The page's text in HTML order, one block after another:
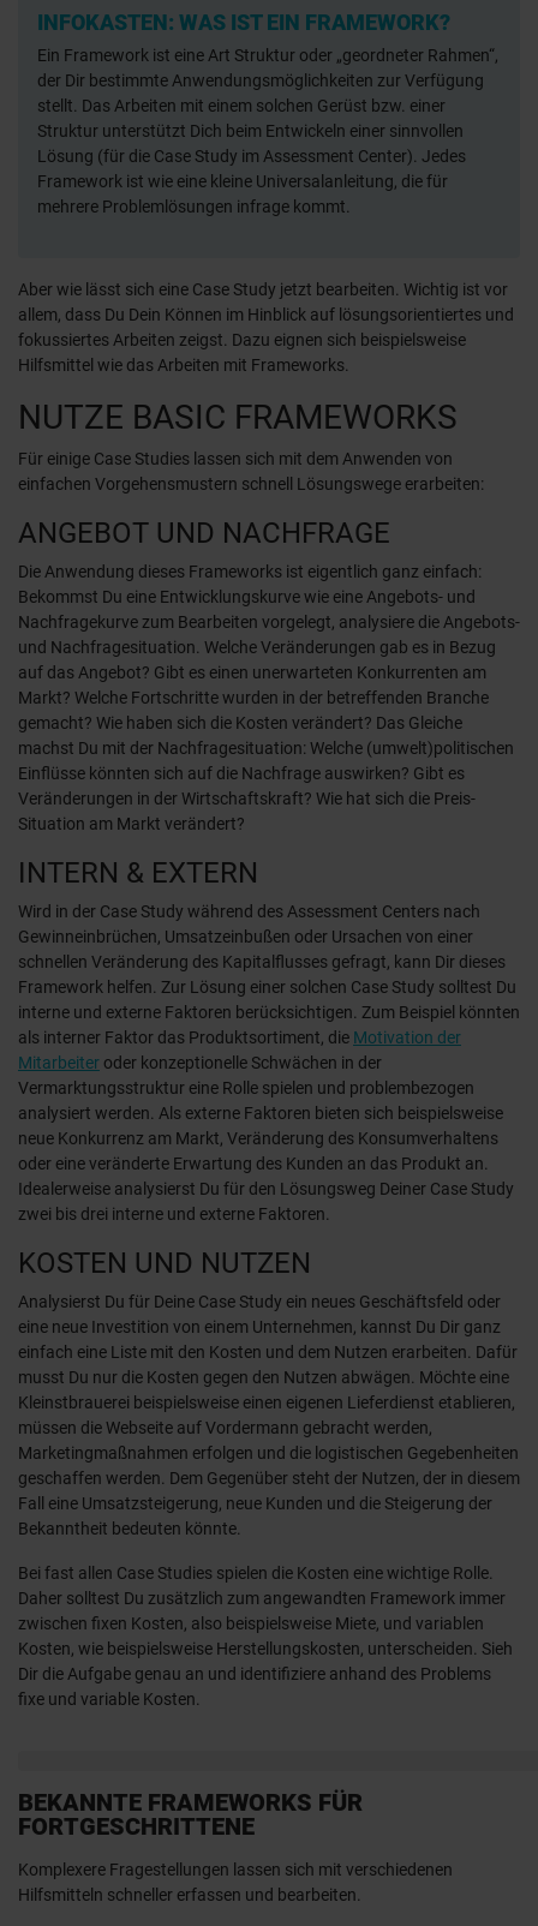
INFOKASTEN: WAS IST EIN FRAMEWORK?
Ein Framework ist eine Art Struktur oder „geordneter Rahmen“,
der Dir bestimmte Anwendungsmöglichkeiten zur Verfügung
stellt. Das Arbeiten mit einem solchen Gerüst bzw. einer
Struktur unterstützt Dich beim Entwickeln einer sinnvollen
Lösung (für die Case Study im Assessment Center). Jedes
Framework ist wie eine kleine Universalanleitung, die für
mehrere Problemlösungen infrage kommt.
Aber wie lässt sich eine Case Study jetzt bearbeiten. Wichtig ist vor
allem, dass Du Dein Können im Hinblick auf lösungsorientiertes und
fokussiertes Arbeiten zeigst. Dazu eignen sich beispielsweise
Hilfsmittel wie das Arbeiten mit Frameworks.
NUTZE BASIC FRAMEWORKS
Für einige Case Studies lassen sich mit dem Anwenden von
einfachen Vorgehensmustern schnell Lösungswege erarbeiten:
ANGEBOT UND NACHFRAGE
Die Anwendung dieses Frameworks ist eigentlich ganz einfach:
Bekommst Du eine Entwicklungskurve wie eine Angebots- und
Nachfragekurve zum Bearbeiten vorgelegt, analysiere die Angebots-
und Nachfragesituation. Welche Veränderungen gab es in Bezug
auf das Angebot? Gibt es einen unerwarteten Konkurrenten am
Markt? Welche Fortschritte wurden in der betreffenden Branche
gemacht? Wie haben sich die Kosten verändert? Das Gleiche
machst Du mit der Nachfragesituation: Welche (umwelt)politischen
Einflüsse könnten sich auf die Nachfrage auswirken? Gibt es
Veränderungen in der Wirtschaftskraft? Wie hat sich die Preis-
Situation am Markt verändert?
INTERN & EXTERN
Wird in der Case Study während des Assessment Centers nach
Gewinneinbrüchen, Umsatzeinbußen oder Ursachen von einer
schnellen Veränderung des Kapitalflusses gefragt, kann Dir dieses
Framework helfen. Zur Lösung einer solchen Case Study solltest Du
interne und externe Faktoren berücksichtigen. Zum Beispiel könnten
als interner Faktor das Produktsortiment, die Motivation der
Mitarbeiter oder konzeptionelle Schwächen in der
Vermarktungsstruktur eine Rolle spielen und problembezogen
analysiert werden. Als externe Faktoren bieten sich beispielsweise
neue Konkurrenz am Markt, Veränderung des Konsumverhaltens
oder eine veränderte Erwartung des Kunden an das Produkt an.
Idealerweise analysierst Du für den Lösungsweg Deiner Case Study
zwei bis drei interne und externe Faktoren.
KOSTEN UND NUTZEN
Analysierst Du für Deine Case Study ein neues Geschäftsfeld oder
eine neue Investition von einem Unternehmen, kannst Du Dir ganz
einfach eine Liste mit den Kosten und dem Nutzen erarbeiten. Dafür
musst Du nur die Kosten gegen den Nutzen abwägen. Möchte eine
Kleinstbrauerei beispielsweise einen eigenen Lieferdienst etablieren,
müssen die Webseite auf Vordermann gebracht werden,
Marketingmaßnahmen erfolgen und die logistischen Gegebenheiten
geschaffen werden. Dem Gegenüber steht der Nutzen, der in diesem
Fall eine Umsatzsteigerung, neue Kunden und die Steigerung der
Bekanntheit bedeuten könnte.
Bei fast allen Case Studies spielen die Kosten eine wichtige Rolle.
Daher solltest Du zusätzlich zum angewandten Framework immer
zwischen fixen Kosten, also beispielsweise Miete, und variablen
Kosten, wie beispielsweise Herstellungskosten, unterscheiden. Sieh
Dir die Aufgabe genau an und identifiziere anhand des Problems
fixe und variable Kosten.
BEKANNTE FRAMEWORKS FÜR
FORTGESCHRITTENE
Komplexere Fragestellungen lassen sich mit verschiedenen
Hilfsmitteln schneller erfassen und bearbeiten.